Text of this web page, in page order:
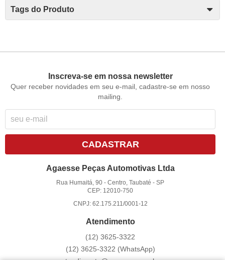
Tags do Produto
Inscreva-se em nossa newsletter
Quer receber novidades em seu e-mail, cadastre-se em nosso
mailing.
CADASTRAR
Agaesse Peças Automotivas Ltda
Rua Humaitá, 90 -Centro, Taubaté -SP
CEP: 12010-750
CNPJ: 62.175.211/0001-12
Atendimento
(12) 3625-3322
(12) 3625-3322 (WhatsApp)